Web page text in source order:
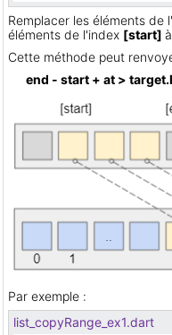
Remplacer les éléments de
éléments de l'index [start] à
Cette méthode peut
end - start + at >
Par exemple :
list_copyRange_ex1.dart